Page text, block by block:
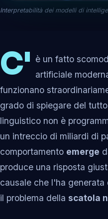
Interpretabilità dei modelli di
C' è un fatto
artificiale
funzionano
grado di spiegare del tutto
linguistico non è
un intreccio di miliardi di
comportamento emerge
produce una risposta
causale che l'ha generata
il problema della scatola